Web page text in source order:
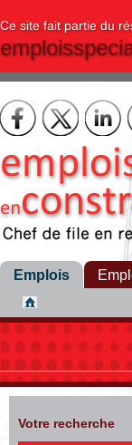
Ce site fait partie du
Emplois
Votre recherche